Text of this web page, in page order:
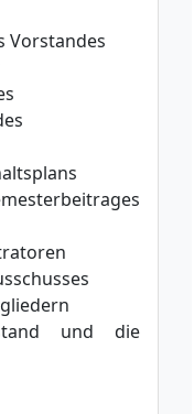
Vorstandes
und die